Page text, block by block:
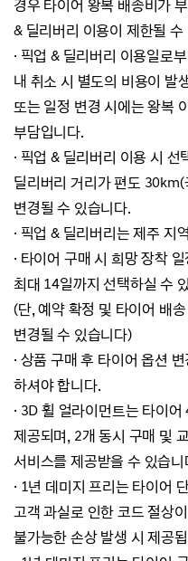
경우 타이어 왕복 배송비가
& 딜리버리 이용이 제한될 수
· 픽업 & 딜리버리 이용일로
내 취소 시 별도의 비용이 발
또는 일정 변경 시에는 왕복
부담입니다.
· 픽업 & 딜리버리 이용 시 선
딜리버리 거리가 편도
변경될 수 있습니다.
· 픽업 & 딜리버리는 제주 지
· 타이어 구매 시 희망 장착
최대 14일까지 선택하실 수
(단, 예약 확정 및 타이어 배
변경될 수 있습니다)
· 상품 구매 후 타이어 옵션
하셔야 합니다.
· 3D 휠 얼라이먼트는 타이
제공되며, 2개 동시 구매 및
서비스를 제공받을 수 있습니
· 1년 데미지 프리는 타이어
고객 과실로 인한 코드 절상
불가능한 손상 발생 시 제공